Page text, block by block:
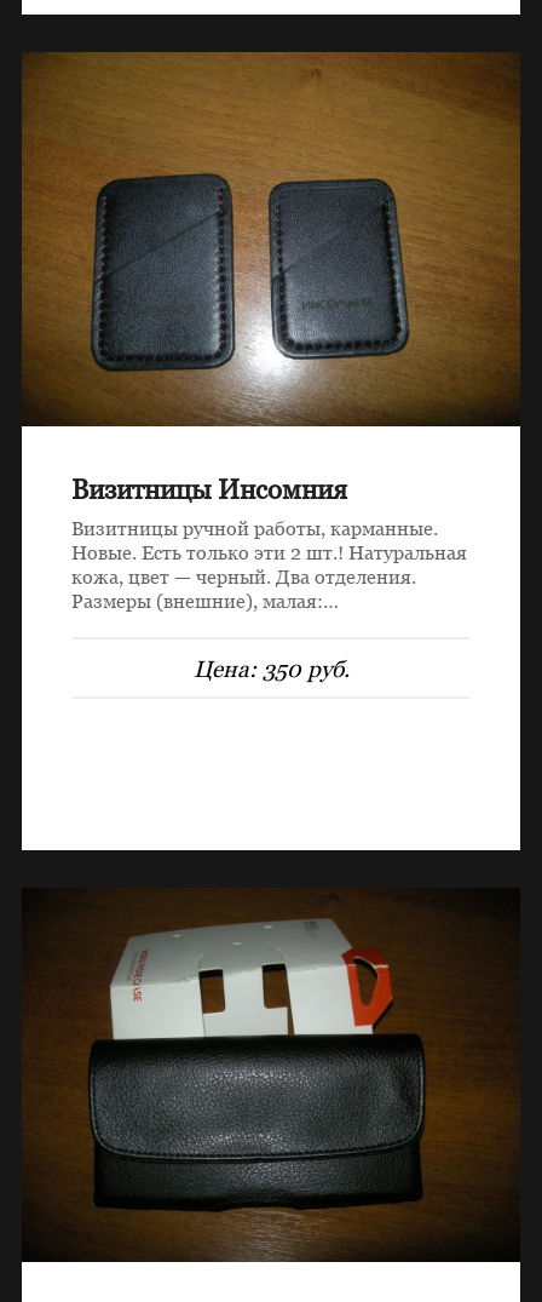
Визитницы Инсомния
Визитницы ручной работы, карманные.
Новые. Есть только эти 2 шт.! Натуральная
кожа, цвет — черный. Два отделения.
Размеры (внешние), малая:…
Цена: 350 руб.